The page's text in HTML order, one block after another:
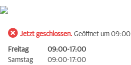
Jetzt geschlossen. Geöffnet um 09:00
Freitag
09:00-17:00
Samstag
09:00-17:00